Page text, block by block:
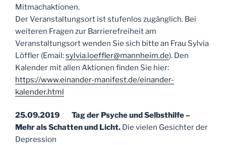
Mitmachaktionen.
Der Veranstaltungsort ist stufenlos zugänglich. Bei
weiteren Fragen zur Barrierefreiheit am
Veranstaltungsort wenden Sie sich bitte an Frau Sylvia
Löffler (Email:sylvia.loeffler@mannheim.de). Den
Kalender mit allen Aktionen finden Sie hier:
https://www.einander-manifest.de/einander-
kalender.html
25.09.2019 Tag der Psyche und Selbsthilfe –
Mehr als Schatten und Licht. Die vielen Gesichter der
Depression